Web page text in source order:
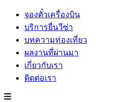
จองตั๋วเครื่องบิน
บริการยื่นวีซ่า
บทความท่องเที่ยว
ผลงานที่ผ่านมา
เกี่ยวกับเรา
ติดต่อเรา